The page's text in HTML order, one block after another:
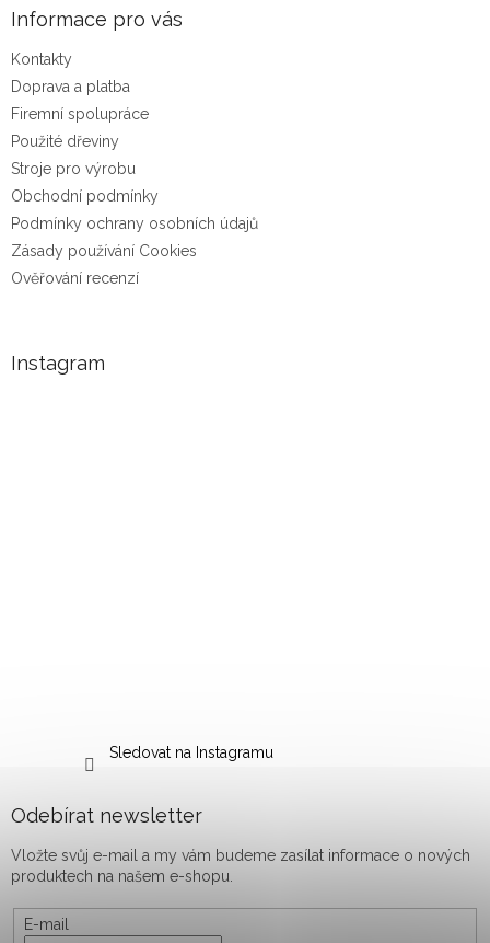
Informace pro vás
Kontakty
Doprava a platba
Firemní spolupráce
Použité dřeviny
Stroje pro výrobu
Obchodní podmínky
Podmínky ochrany osobních údajů
Zásady používání Cookies
Ověřování recenzí
Instagram
Sledovat na Instagramu
Odebírat newsletter
Vložte svůj e-mail a my vám budeme zasílat informace o nových
produktech na našem e-shopu.
E-mail